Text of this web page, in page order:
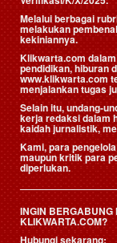
Melalui berbagai
melakukan
kekiniannya.
Klikwarta.com
pendidikan, hiburan
www.klikwarta.com
menjalankan tugas
Selain itu, undang-
kerja redaksi dalam
kaidah jurnalistik,
Kami, para
maupun kritik para
diperlukan.
INGIN BERGABUNG
KLIKWARTA.COM?
Hubungi sekarang: